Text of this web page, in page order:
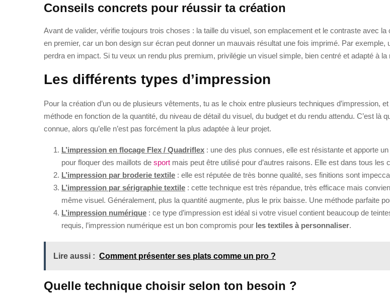
Conseils concrets pour réussir ta création
Avant de valider, vérifie toujours trois choses : la taille du visuel, son emplacement et le contraste avec
en premier, car un bon design sur écran peut donner un mauvais résultat une fois imprimé. Par
perdra en impact. Si tu veux un rendu plus premium, privilégie un visuel simple, bien centré et adapté à la
Les différents types d’impression
Pour la création d’un ou de plusieurs vêtements, tu as le choix entre plusieurs techniques d’impression,
méthode en fonction de la quantité, du niveau de détail du visuel, du budget et du rendu attendu. C’est
connue, alors qu’elle n’est pas forcément la plus adaptée à leur projet.
L’impression en flocage Flex / Quadriflex : une des plus connues, elle est résistante et apporte
pour floquer des maillots de sport mais peut être utilisé pour d’autres raisons. Elle est dans tous les
L’impression par broderie textile : elle est réputée de très bonne qualité, ses finitions sont
L’impression par sérigraphie textile : cette technique est très répandue, très efficace mais
même visuel. Généralement, plus la quantité augmente, plus le prix baisse. Une méthode parfaite
L’impression numérique : ce type d’impression est idéal si votre visuel contient beaucoup de
requis, l’impression numérique est un bon compromis pour les textiles à personnaliser.
Lire aussi : Comment présenter ses plats comme un pro ?
Quelle technique choisir selon ton besoin ?